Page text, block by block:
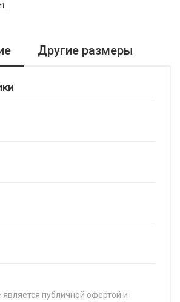
Другие размеры
является публичной офертой и